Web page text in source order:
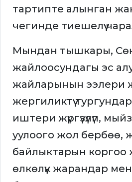
тартипте алынган
чегинде тиешелүү
Мындан тышкары,
жайлоосундагы эс
жайларынын ээлери
жергиликтүү тургундар
иштери жүргүзүлүп,
уулоого жол бербөө,
байлыктарын коргоо
өлкөлүк жарандар